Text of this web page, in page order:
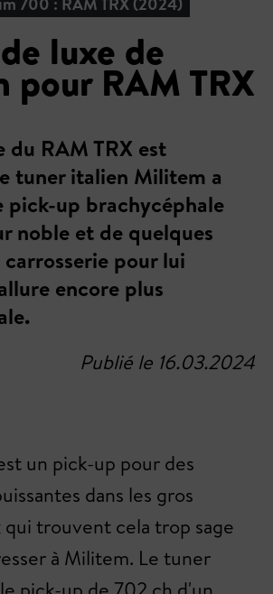
luxe de
RAM TRX
du RAM TRX est
tuner italien Militem a
pick-up brachycéphale
noble et de quelques
pour lui
encore plus
Publié le 16.03.2024
un pick-up pour des
dans les gros
qui trouvent cela trop sage
à Militem. Le tuner